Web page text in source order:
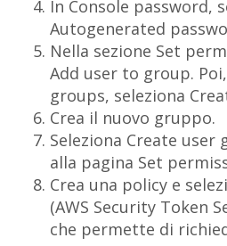
In Console password,
Autogenerated
Nella sezione Set
Add user to group.
groups, seleziona
Crea il nuovo gruppo.
Seleziona Create user
alla pagina Set
Crea una policy e
(AWS Security Token
che permette di